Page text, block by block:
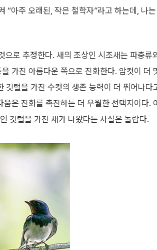
“아주 오래된, 작은 철학자”라고 하는데, 나
로 추정한다. 새의 조상인 시조새는 파충류
가진 아름다운 쪽으로 진화한다. 암컷이 더
깃털을 가진 수컷의 생존 능력이 더 뛰어나다
은 진화를 촉진하는 더 우월한 선택지이다.
깃털을 가진 새가 나왔다는 사실은 놀랍다.